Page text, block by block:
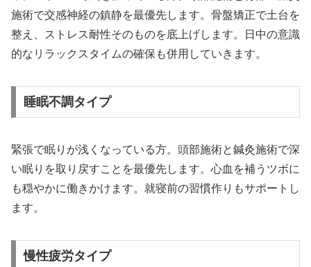
施術で交感神経の鎮静を最優先します。骨盤矯正で土台を
整え、ストレス耐性そのものを底上げします。日中の意識
的なリラックスタイムの確保も併用していきます。
睡眠不調タイプ
緊張で眠りが浅くなっている方。頭部施術と鍼灸施術で深
い眠りを取り戻すことを最優先します。心血を補うツボに
も穏やかに働きかけます。就寝前の習慣作りもサポートし
ます。
慢性疲労タイプ